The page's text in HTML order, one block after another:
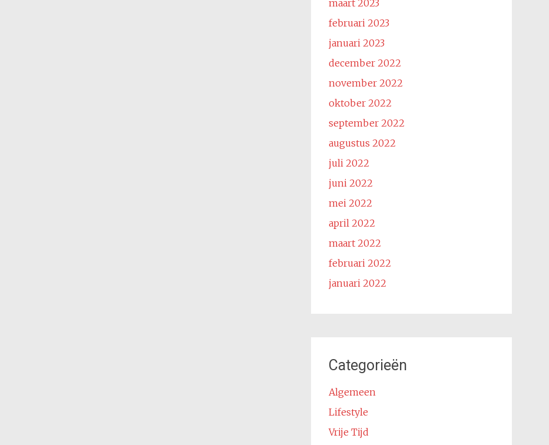
maart 2023
februari 2023
januari 2023
december 2022
november 2022
oktober 2022
september 2022
augustus 2022
juli 2022
juni 2022
mei 2022
april 2022
maart 2022
februari 2022
januari 2022
Categorieën
Algemeen
Lifestyle
Vrije Tijd